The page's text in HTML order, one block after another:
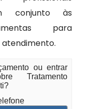
conjunto às
para
ou entrar
Tratamento